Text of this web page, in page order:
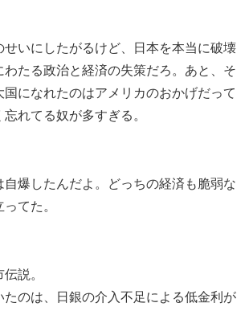
せいにしたがるけど、日本を本当に破壊
わたる政治と経済の失策だろ。あと、そ
国になれたのはアメリカのおかげだって
れてる奴が多すぎる。
自爆したんだよ。どっちの経済も脆弱な
てた。
説。
たのは、日銀の介入不足による低金利が